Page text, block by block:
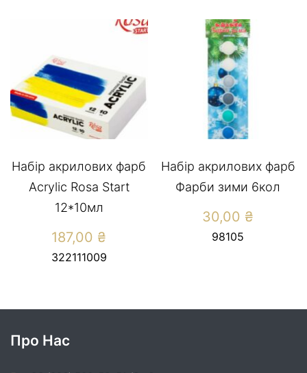
Набір акрилових фарб
Acrylic Rosa Start
12*10мл
187,00 ₴
322111009
Набір акрилових фарб
Фарби зими 6кол
30,00 ₴
98105
Про Нас